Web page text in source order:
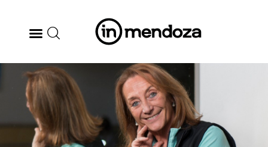
BODEGAS
GASTRONOMÍA
ARTE & CULTURA